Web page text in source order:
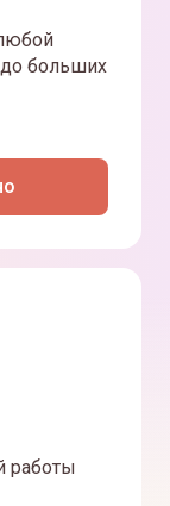
больших
работы